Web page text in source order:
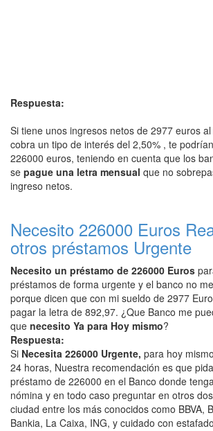
Respuesta:
Si tiene unos ingresos netos de 2977 euros
cobra un tipo de interés del 2,50% , te
226000 euros, teniendo en cuenta que los
se pague una letra mensual que no
ingreso netos.
Necesito 226000 Euros
otros préstamos Urgente
Necesito un préstamo de 226000 Euros
préstamos de forma urgente y el banco no
porque dicen que con mi sueldo de 2977
pagar la letra de 892,97. ¿Que Banco me
que necesito Ya para Hoy mismo?
Respuesta:
Si Necesita 226000 Urgente, para hoy
24 horas, Nuestra recomendación es que
préstamo de 226000 en el Banco donde
nómina y en todo caso preguntar en otros
ciudad entre los más conocidos como BBVA,
Bankia, La Caixa, ING, y cuidado con